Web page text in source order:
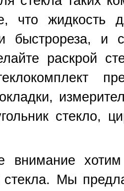
что жидкость
быстрореза, и
раскрой
стекло,
хотим
Мы